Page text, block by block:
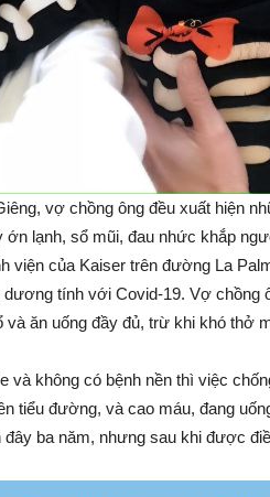
vợ chồng ông đều xuất hiện
lạnh, sổ mũi, đau nhức khắp
viện của Kaiser trên đường La
tính với Covid-19. Vợ
và ăn uống đầy đủ, trừ khi khó thở
và không có bệnh nền thì việc
tiểu đường, và cao máu, đang
ba năm, nhưng sau khi được